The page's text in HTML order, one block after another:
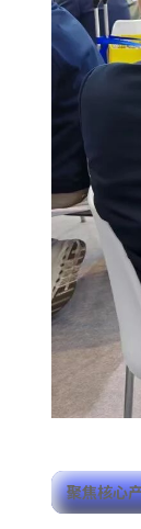
聚焦核心